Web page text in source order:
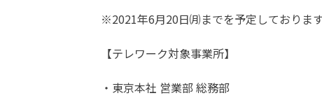
※2021年6月20日㈪までを予定しておりま
【テレワーク対象事業所】
・東京本社 営業部 総務部